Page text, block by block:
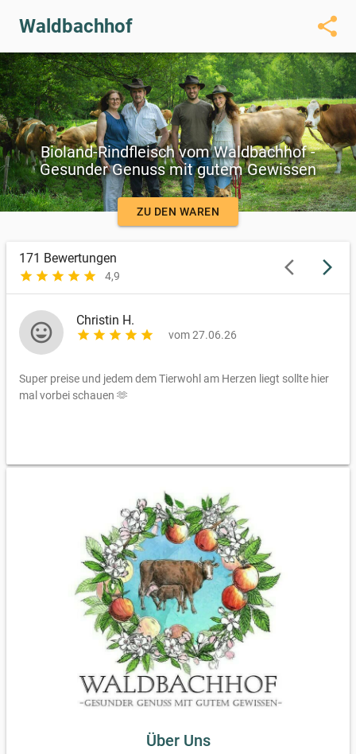
Waldbachhof share
Bioland-Rindfleisch vom Waldbachhof -
Gesunder Genuss mit gutem Gewissen
ZU DEN WAREN
171 Bewertungen
star star star star star 4,9 arrow_back_ios arrow_forward_ios
mood Christin H.
star star star star star vom 27.06.26
Super preise und jedem dem Tierwohl am Herzen liegt sollte hier
mal vorbei schauen 🫶
Über Uns